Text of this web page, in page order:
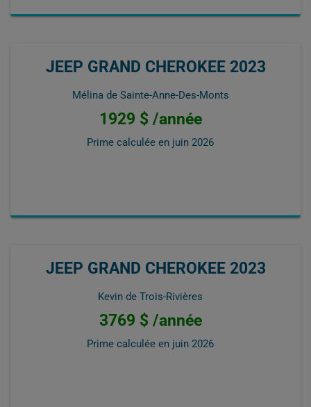
JEEP GRAND CHEROKEE 2023
Mélina de Sainte-Anne-Des-Monts
1929 $ /année
Prime calculée en juin 2026
JEEP GRAND CHEROKEE 2023
Kevin de Trois-Rivières
3769 $ /année
Prime calculée en juin 2026